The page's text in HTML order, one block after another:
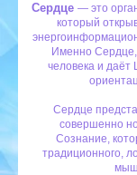
Сердце — это
который
Именно
человека и даёт
Сердце
совершенно
Сознание,
традиционного,